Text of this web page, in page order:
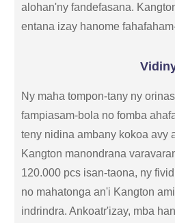
alohan'ny fandefasana.
entana izay hanome
Ny maha tompon-tany ny
fampiasam-bola no fomba
teny nidina ambany kokoa avy
Kangton manondrana
120.000 pcs isan-taona, ny
no mahatonga an'i Kangton
indrindra. Ankoatr'izay, mba